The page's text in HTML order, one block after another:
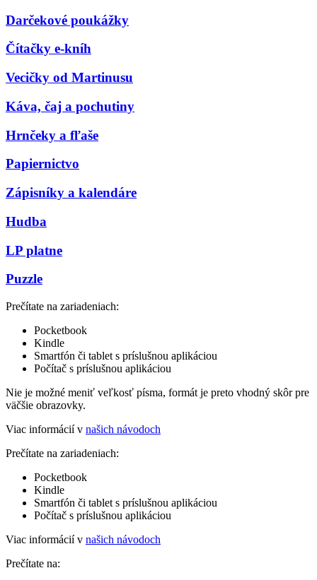
Darčekové poukážky
Čítačky e-kníh
Vecičky od Martinusu
Káva, čaj a pochutiny
Hrnčeky a fľaše
Papiernictvo
Zápisníky a kalendáre
Hudba
LP platne
Puzzle
Prečítate na zariadeniach:
Pocketbook
Kindle
Smartfón či tablet s príslušnou aplikáciou
Počítač s príslušnou aplikáciou
Nie je možné meniť veľkosť písma, formát je preto vhodný skôr pre
väčšie obrazovky.
Viac informácií v našich návodoch
Prečítate na zariadeniach:
Pocketbook
Kindle
Smartfón či tablet s príslušnou aplikáciou
Počítač s príslušnou aplikáciou
Viac informácií v našich návodoch
Prečítate na: